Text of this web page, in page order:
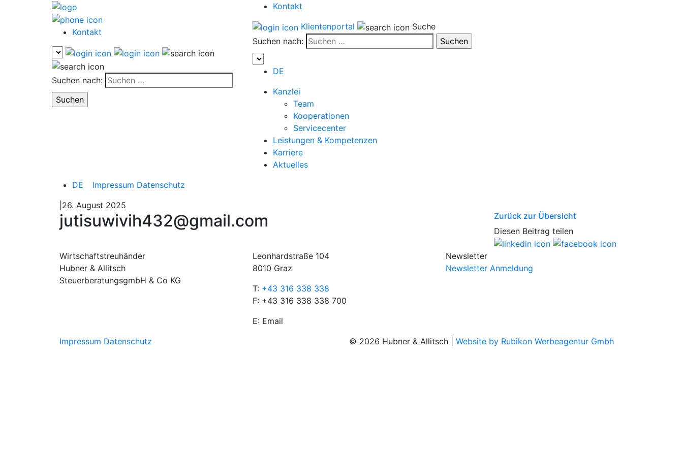
Kontakt
Suchen nach:
Kontakt
Klientenportal
Suche
Suchen nach:
DE
Kanzlei
Team
Kooperationen
Servicecenter
Leistungen & Kompetenzen
Karriere
Aktuelles
DE
Impressum Datenschutz
|26. August 2025
jutisuwivih432@gmail.com
Zurück zur Übersicht
Diesen Beitrag teilen
Wirtschaftstreuhänder
Hubner & Allitsch
SteuerberatungsgmbH & Co KG
Leonhardstraße 104
8010 Graz
T: +43 316 338 338
F: +43 316 338 338 700
E: Email
Newsletter
Newsletter Anmeldung
Impressum Datenschutz © 2026 Hubner & Allitsch | Website by Rubikon Werbeagentur Gmbh